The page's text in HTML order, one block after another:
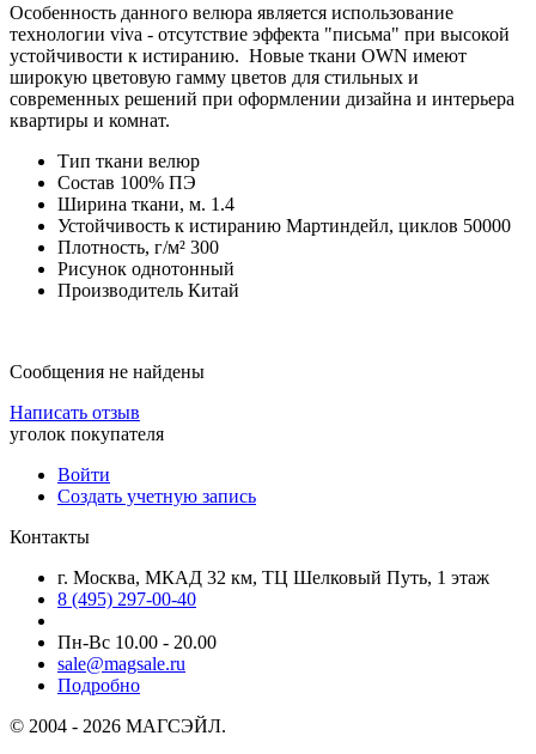
Особенность данного велюра является использование
технологии viva - отсутствие эффекта "письма" при высокой
устойчивости к истиранию. Новые ткани OWN имеют
широкую цветовую гамму цветов для стильных и
современных решений при оформлении дизайна и интерьера
квартиры и комнат.
Тип ткани велюр
Состав 100% ПЭ
Ширина ткани, м. 1.4
Устойчивость к истиранию Мартиндейл, циклов 50000
Плотность, г/м² 300
Рисунок однотонный
Производитель Китай
Сообщения не найдены
Написать отзыв
уголок покупателя
Войти
Создать учетную запись
Контакты
г. Москва, МКАД 32 км, ТЦ Шелковый Путь, 1 этаж
8 (495) 297-00-40
Пн-Вс 10.00 - 20.00
sale@magsale.ru
Подробно
© 2004 - 2026 МАГСЭЙЛ.